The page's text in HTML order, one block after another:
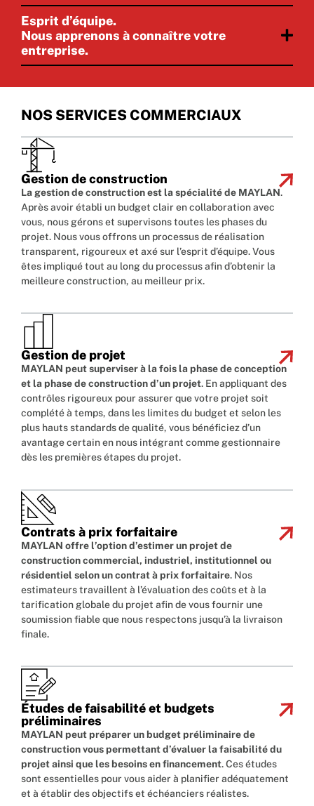
Esprit d’équipe.
Nous apprenons à connaître votre
entreprise.
NOS SERVICES COMMERCIAUX
Gestion de construction
La gestion de construction est la spécialité de MAYLAN.
Après avoir établi un budget clair en collaboration avec
vous, nous gérons et supervisons toutes les phases du
projet. Nous vous offrons un processus de réalisation
transparent, rigoureux et axé sur l’esprit d’équipe. Vous
êtes impliqué tout au long du processus afin d’obtenir la
meilleure construction, au meilleur prix.
Gestion de projet
MAYLAN peut superviser à la fois la phase de conception
et la phase de construction d’un projet. En appliquant des
contrôles rigoureux pour assurer que votre projet soit
complété à temps, dans les limites du budget et selon les
plus hauts standards de qualité, vous bénéficiez d’un
avantage certain en nous intégrant comme gestionnaire
dès les premières étapes du projet.
Contrats à prix forfaitaire
MAYLAN offre l’option d’estimer un projet de
construction commercial, industriel, institutionnel ou
résidentiel selon un contrat à prix forfaitaire. Nos
estimateurs travaillent à l’évaluation des coûts et à la
tarification globale du projet afin de vous fournir une
soumission fiable que nous respectons jusqu’à la livraison
finale.
Études de faisabilité et budgets
préliminaires
MAYLAN peut préparer un budget préliminaire de
construction vous permettant d’évaluer la faisabilité du
projet ainsi que les besoins en financement. Ces études
sont essentielles pour vous aider à planifier adéquatement
et à établir des objectifs et échéanciers réalistes.